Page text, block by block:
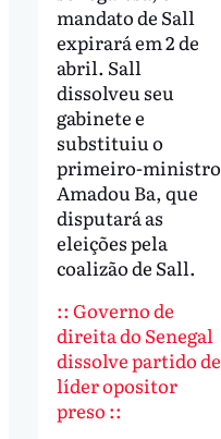
mandato de Sall
expirará em 2 de
abril. Sall
dissolveu seu
gabinete e
substituiu o
primeiro-ministro
Amadou Ba, que
disputará as
eleições pela
coalizão de Sall.
:: Governo de
direita do Senegal
dissolve partido de
líder opositor
preso ::